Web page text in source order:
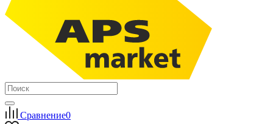
Сравнение0